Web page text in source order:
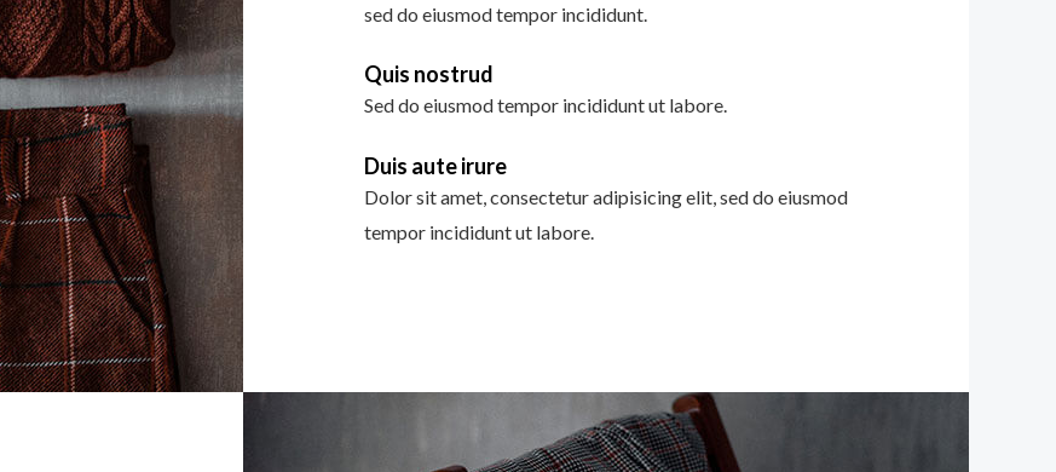
sed do eiusmod tempor incididunt.
Quis nostrud
Sed do eiusmod tempor incididunt ut labore.
Duis aute irure
Dolor sit amet, consectetur adipisicing elit, sed do eiusmod
tempor incididunt ut labore.